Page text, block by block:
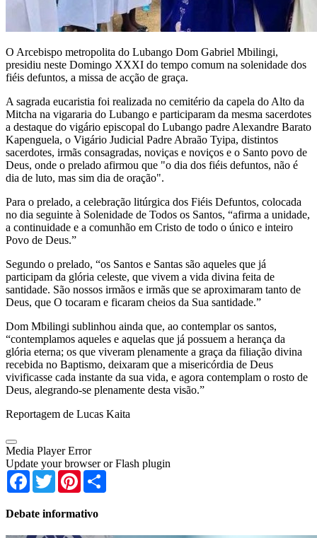
O Arcebispo metropolita do Lubango Dom Gabriel Mbilingi,
presidiu neste Domingo XXXI do tempo comum na solenidade dos
fiéis defuntos, a missa de acção de graça.
A sagrada eucaristia foi realizada no cemitério da capela do Alto da
Mitcha na vigararia do Lubango e participaram da mesma sacerdotes
a destaque do vigário episcopal do Lubango padre Alexandre Barato
Kapenguela, o Vigário Judicial Padre Abraão Tyipa, distintos
sacerdotes, irmãs consagradas, noviças e noviços e o Santo povo de
Deus, onde o prelado afirmou que "o dia dos fiéis defuntos, não é
dia de luto, mas sim dia de oração".
Para o prelado, a celebração litúrgica dos Fiéis Defuntos, colocada
no dia seguinte à Solenidade de Todos os Santos, “afirma a unidade,
a continuidade e a comunhão em Cristo de todo o único e inteiro
Povo de Deus.”
Segundo o prelado, “os Santos e Santas são aqueles que já
participam da glória celeste, que vivem a vida divina feita de
santidade. São nossos irmãos e irmãs que se aproximaram tanto de
Deus, que O tocaram e ficaram cheios da Sua santidade.”
Dom Mbilingi sublinhou ainda que, ao contemplar os santos,
“contemplamos aqueles e aquelas que já possuem a herança da
glória eterna; os que viveram plenamente a graça da filiação divina
recebida no Baptismo, deixaram que a misericórdia de Deus
vivificasse cada instante da sua vida, e agora contemplam o rosto de
Deus, alegrando-se plenamente desta visão.”
Reportagem de Lucas Kaita
Media Player Error
Update your browser or Flash plugin
Facebook
TwitterPinterest
Debate informativo